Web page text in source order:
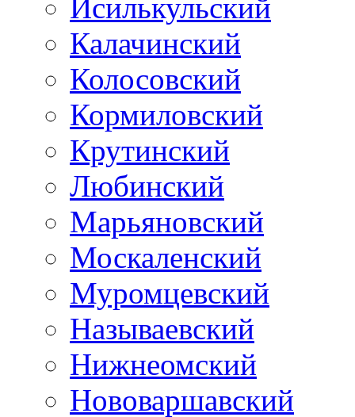
Исилькульский
Калачинский
Колосовский
Кормиловский
Крутинский
Любинский
Марьяновский
Москаленский
Муромцевский
Называевский
Нижнеомский
Нововаршавский